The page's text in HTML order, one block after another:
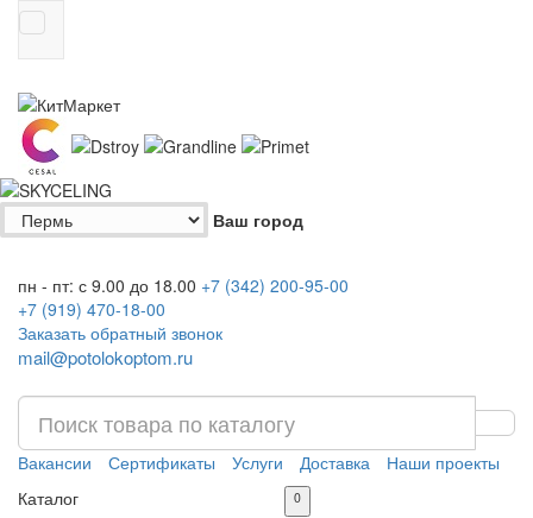
Ваш город
пн - пт: с 9.00 до 18.00 +7 (342) 200-95-00
+7 (919) 470-18-00
Заказать обратный звонок
mail@potolokoptom.ru
Вакансии Сертификаты Услуги Доставка
Наши проекты
Каталог
0